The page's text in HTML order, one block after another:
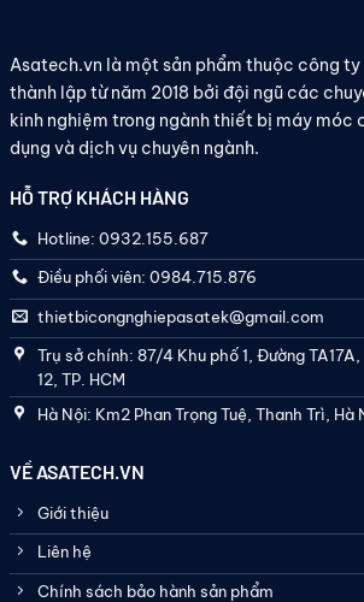
Asatech.vn là một sản phẩm thuộc công ty
thành lập từ năm 2018 bởi đội ngũ các
kinh nghiệm trong ngành thiết bị máy móc
dụng và dịch vụ chuyên ngành.
HỖ TRỢ KHÁCH HÀNG
Hotline: 0932.155.687
Điều phối viên: 0984.715.876
thietbicongnghiepasatek@gmail.com
Trụ sở chính: 87/4 Khu phố 1, Đường
12, TP. HCM
Hà Nội: Km2 Phan Trọng Tuệ, Thanh Trì, Hà
VỀ ASATECH.VN
Giới thiệu
Liên hệ
Chính sách bảo hành sản phẩm